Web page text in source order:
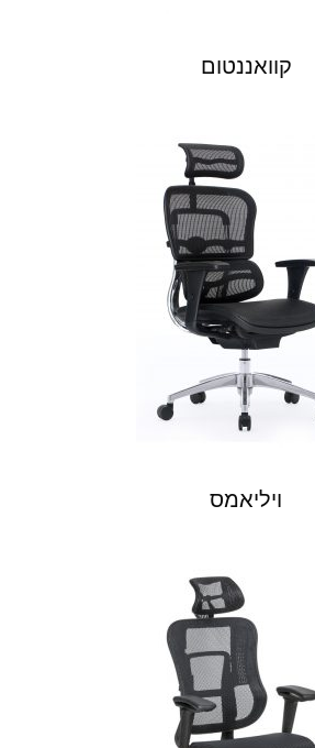
קוואננטום
ויליאמס